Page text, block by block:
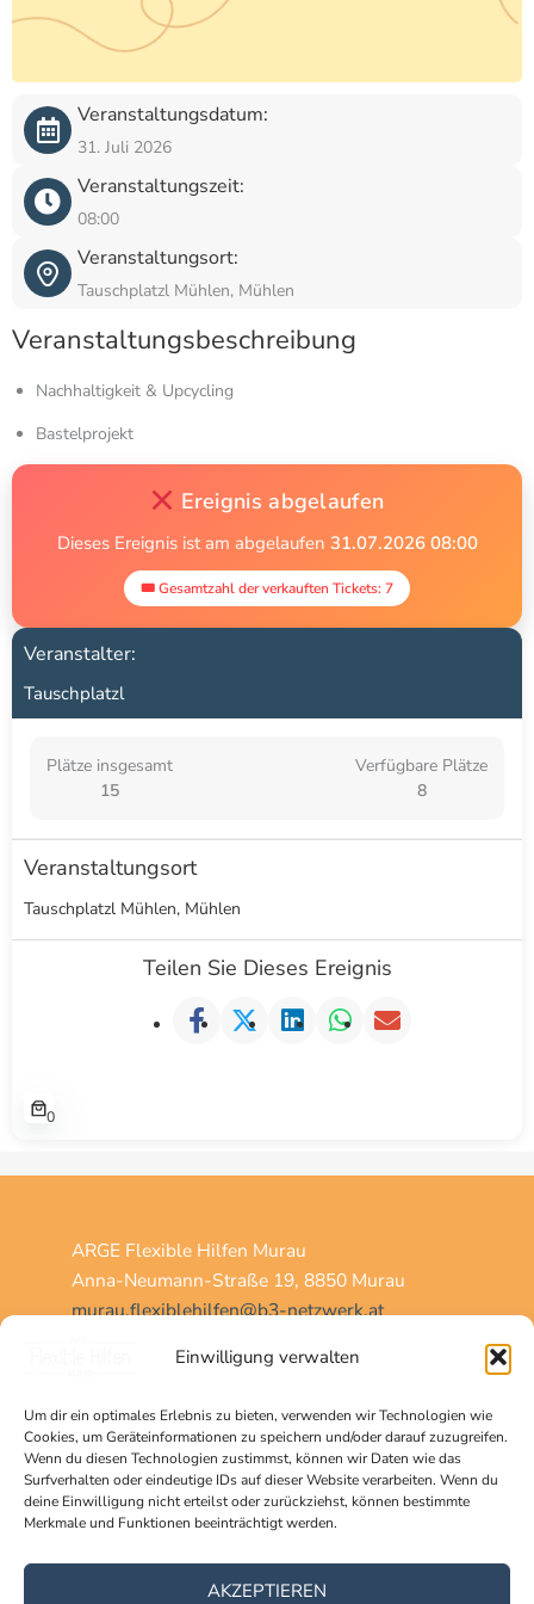
Einwilligung verwalten
Um dir ein optimales Erlebnis zu bieten, verwenden wir Technologien wie
Cookies, um Geräteinformationen zu speichern und/oder darauf zuzugreifen.
Wenn du diesen Technologien zustimmst, können wir Daten wie das
Surfverhalten oder eindeutige IDs auf dieser Website verarbeiten. Wenn du
deine Einwilligung nicht erteilst oder zurückziehst, können bestimmte
Merkmale und Funktionen beeinträchtigt werden.
AKZEPTIEREN
Veranstaltungsdatum:
31. Juli 2026
Veranstaltungszeit:
08:00
Veranstaltungsort:
Tauschplatzl Mühlen, Mühlen
Veranstaltungsbeschreibung
Nachhaltigkeit & Upcycling
Bastelprojekt
Ereignis abgelaufen
Dieses Ereignis ist am abgelaufen 31.07.2026 08:00
🎟 Gesamtzahl der verkauften Tickets: 7
Tauschplatzl
Plätze insgesamt
15
Verfügbare Plätze
8
Veranstaltungsort
Tauschplatzl Mühlen, Mühlen
Teilen Sie Dieses Ereignis
0
ARGE Flexible Hilfen Murau
Anna-Neumann-Straße 19, 8850 Murau
murau.flexiblehilfen@b3-netzwerk.at
Home
Über uns
Team
Angebote
Kontakt